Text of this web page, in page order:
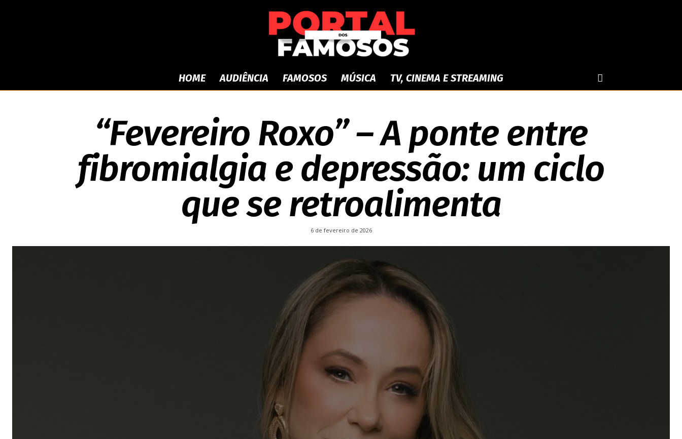
Portal
HOME AUDIÊNCIA FAMOSOS MÚSICA TV, CINEMA E STREAMING
6 DE FEVEREIRO DE 2026
“Fevereiro Roxo” – A ponte entre
fibromialgia e depressão: um ciclo
que se retroalimenta
6 de fevereiro de 2026